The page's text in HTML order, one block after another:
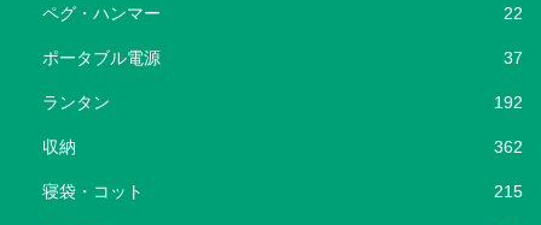
ペグ・ハンマー 22
ポータブル電源 37
ランタン 192
収納 362
寝袋・コット 215